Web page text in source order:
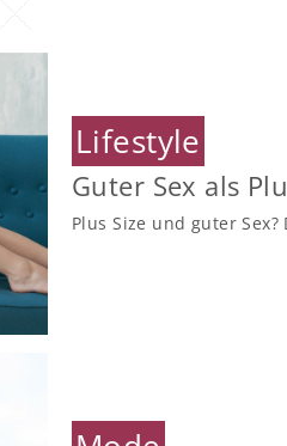
Lifestyle
Guter Sex als
Plus Size und guter